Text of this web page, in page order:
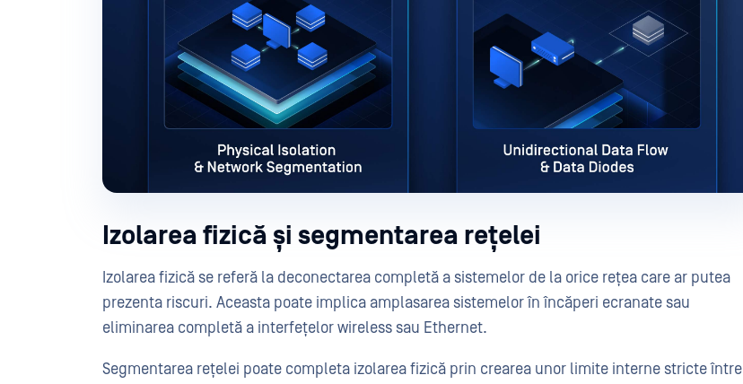
Izolarea fizică și segmentarea rețelei
Izolarea fizică se referă la deconectarea completă a sistemelor de la orice rețea care ar putea
prezenta riscuri. Aceasta poate implica amplasarea sistemelor în încăperi ecranate sau
eliminarea completă a interfețelor wireless sau Ethernet.
Segmentarea rețelei poate completa izolarea fizică prin crearea unor limite interne stricte între